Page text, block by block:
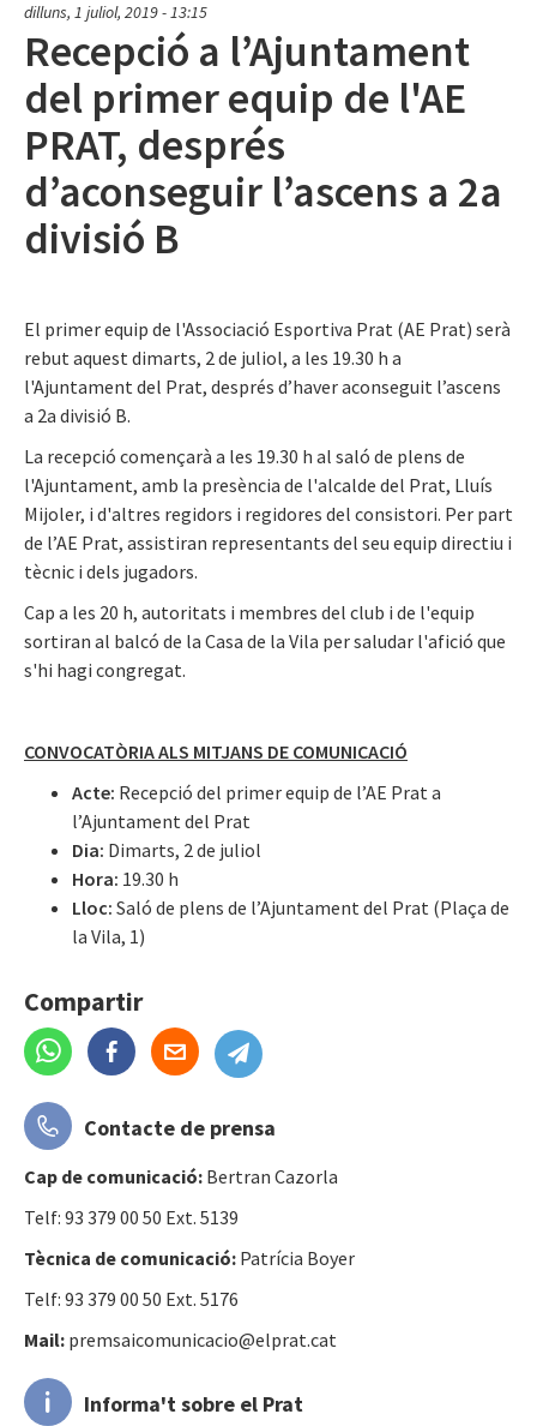
dilluns, 1 juliol, 2019 - 13:15
Recepció a l’Ajuntament
del primer equip de l'AE
PRAT, després
d’aconseguir l’ascens a 2a
divisió B
El primer equip de l'Associació Esportiva Prat (AE Prat) serà
rebut aquest dimarts, 2 de juliol, a les 19.30 h a
l'Ajuntament del Prat, després d’haver aconseguit l’ascens
a 2a divisió B.
La recepció començarà a les 19.30 h al saló de plens de
l'Ajuntament, amb la presència de l'alcalde del Prat, Lluís
Mijoler, i d'altres regidors i regidores del consistori. Per part
de l’AE Prat, assistiran representants del seu equip directiu i
tècnic i dels jugadors.
Cap a les 20 h, autoritats i membres del club i de l'equip
sortiran al balcó de la Casa de la Vila per saludar l'afició que
s'hi hagi congregat.
CONVOCATÒRIA ALS MITJANS DE COMUNICACIÓ
Acte: Recepció del primer equip de l’AE Prat a
l’Ajuntament del Prat
Dia: Dimarts, 2 de juliol
Hora: 19.30 h
Lloc: Saló de plens de l’Ajuntament del Prat (Plaça de
la Vila, 1)
Compartir
Contacte de prensa
Cap de comunicació: Bertran Cazorla
Telf: 93 379 00 50 Ext. 5139
Tècnica de comunicació: Patrícia Boyer
Telf: 93 379 00 50 Ext. 5176
Mail: premsaicomunicacio@elprat.cat
Informa't sobre el Prat